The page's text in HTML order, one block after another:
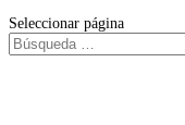
Seleccionar página